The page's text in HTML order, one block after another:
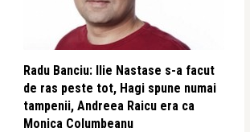
Radu Banciu: Ilie Nastase s-a facut
de ras peste tot, Hagi spune numai
tampenii, Andreea Raicu era ca
Monica Columbeanu